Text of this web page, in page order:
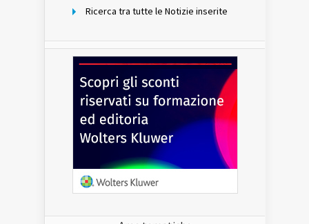
Ricerca tra tutte le Notizie inserite